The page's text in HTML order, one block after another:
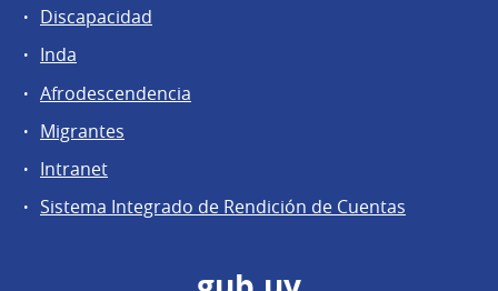
Discapacidad
Inda
Afrodescendencia
Migrantes
Intranet
Sistema Integrado de Rendición de Cuentas